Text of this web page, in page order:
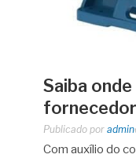
Saiba
Publicado por admin
Com auxílio do